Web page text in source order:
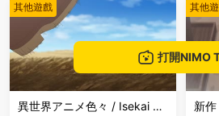
其他遊戲
異世界アニメ色々 / Isekai Anime Mix
其他
打開NIMO